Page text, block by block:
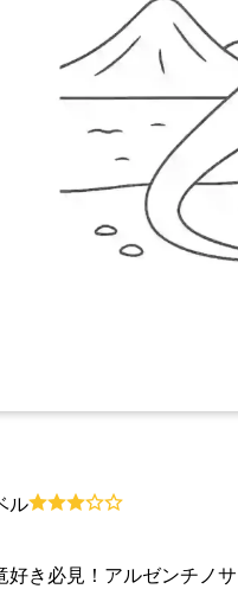
ル
好き必見！アルゼンチノ